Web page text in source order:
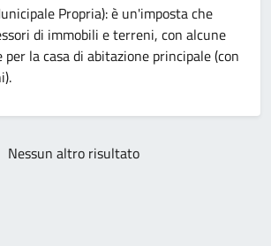
Propria): è un'imposta che
di immobili e terreni, con alcune
per la casa di abitazione principale (con
Nessun altro risultato